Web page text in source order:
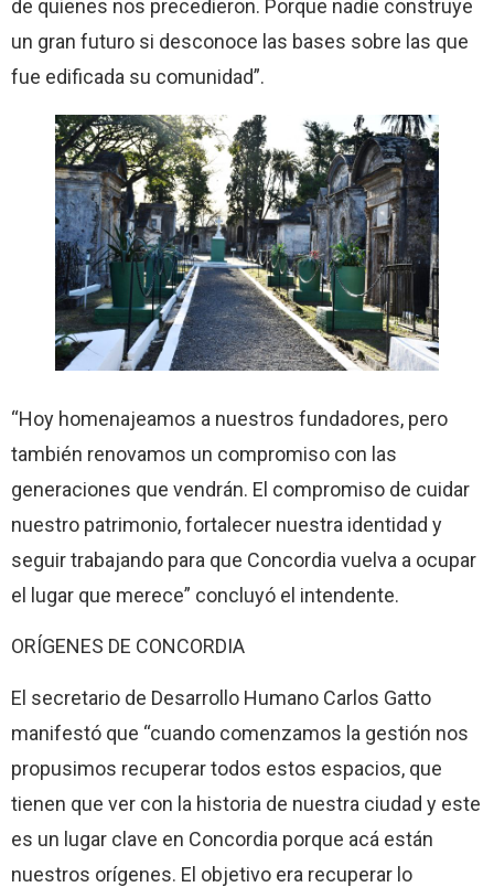
de quienes nos precedieron. Porque nadie construye
un gran futuro si desconoce las bases sobre las que
fue edificada su comunidad”.
“Hoy homenajeamos a nuestros fundadores, pero
también renovamos un compromiso con las
generaciones que vendrán. El compromiso de cuidar
nuestro patrimonio, fortalecer nuestra identidad y
seguir trabajando para que Concordia vuelva a ocupar
el lugar que merece” concluyó el intendente.
ORÍGENES DE CONCORDIA
El secretario de Desarrollo Humano Carlos Gatto
manifestó que “cuando comenzamos la gestión nos
propusimos recuperar todos estos espacios, que
tienen que ver con la historia de nuestra ciudad y este
es un lugar clave en Concordia porque acá están
nuestros orígenes. El objetivo era recuperar lo